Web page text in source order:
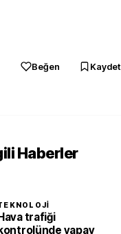
Beğen Kaydet
Haberler
trafiği
yapay